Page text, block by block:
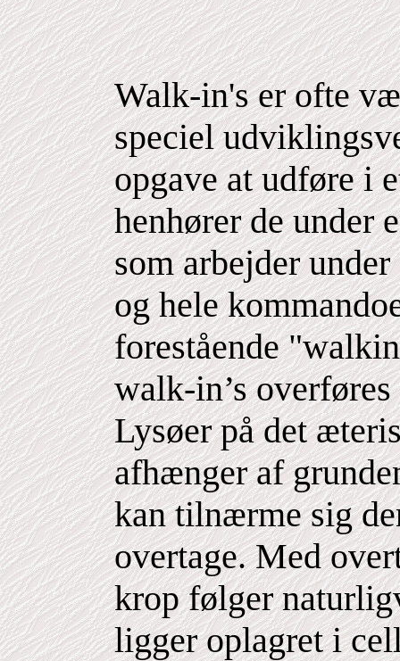
Walk-in's er ofte
speciel
opgave at udføre i
henhører de under
som arbejder
og hele
forestående
walk-in’s
Lysøer på det
afhænger af
kan tilnærme sig
overtage. Med
krop følger
ligger oplagret i